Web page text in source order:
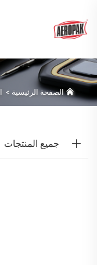
الصفحة الرئيسية >
جميع المنتجات